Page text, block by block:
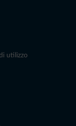
utilizzo